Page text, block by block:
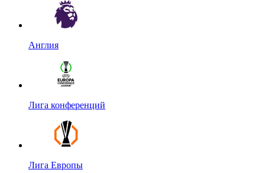
Англия
Лига конференций
Лига Европы